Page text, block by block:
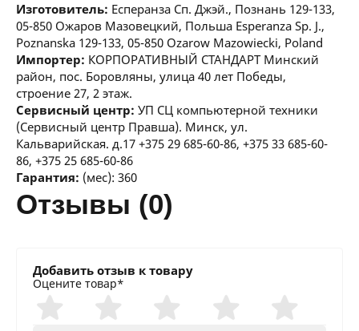
Изготовитель: Есперанза Сп. Джэй., Познань 129-133,
05-850 Ожаров Мазовецкий, Польша Esperanza Sp. J.,
Poznanska 129-133, 05-850 Ozarow Mazowiecki, Poland
Импортер: КОРПОРАТИВНЫЙ СТАНДАРТ Минский
район, пос. Боровляны, улица 40 лет Победы,
строение 27, 2 этаж.
Сервисный центр: УП СЦ компьютерной техники
(Сервисный центр Правша). Минск, ул.
Кальварийская. д.17 +375 29 685-60-86, +375 33 685-60-
86, +375 25 685-60-86
Гарантия: (мес): 360
отзывы (0)
Добавить отзыв к товару
Оцените товар*